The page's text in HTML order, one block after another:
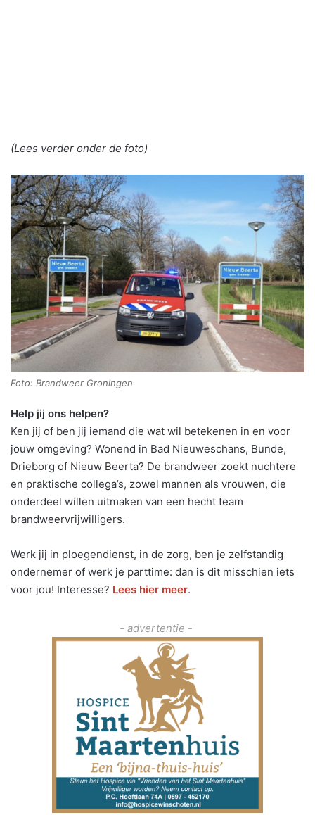
(Lees verder onder de foto)
Foto: Brandweer Groningen
Help jij ons helpen?
Ken jij of ben jij iemand die wat wil betekenen in en voor
jouw omgeving? Wonend in Bad Nieuweschans, Bunde,
Drieborg of Nieuw Beerta? De brandweer zoekt nuchtere
en praktische collega’s, zowel mannen als vrouwen, die
onderdeel willen uitmaken van een hecht team
brandweervrijwilligers.
Werk jij in ploegendienst, in de zorg, ben je zelfstandig
ondernemer of werk je parttime: dan is dit misschien iets
voor jou! Interesse? Lees hier meer.
- advertentie -